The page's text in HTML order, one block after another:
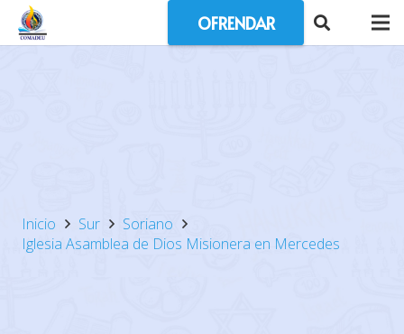
OFRENDAR
Inicio Sur
Soriano
Iglesia Asamblea de Dios Misionera en Mercedes